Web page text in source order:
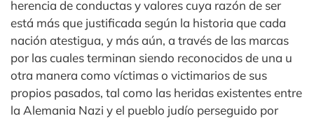
herencia de conductas y valores cuya razón de ser
está más que justificada según la historia que cada
nación atestigua, y más aún, a través de las marcas
por las cuales terminan siendo reconocidos de una u
otra manera como víctimas o victimarios de sus
propios pasados, tal como las heridas existentes entre
la Alemania Nazi y el pueblo judío perseguido por